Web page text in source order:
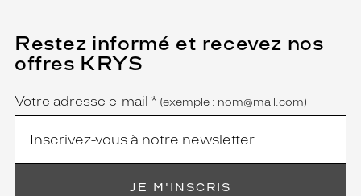
Restez informé et recevez nos
offres KRYS
Name
Votre adresse e-mail *
(Ce
champ
est
(exemple : nom@mail.com)
JE M'INSCRIS